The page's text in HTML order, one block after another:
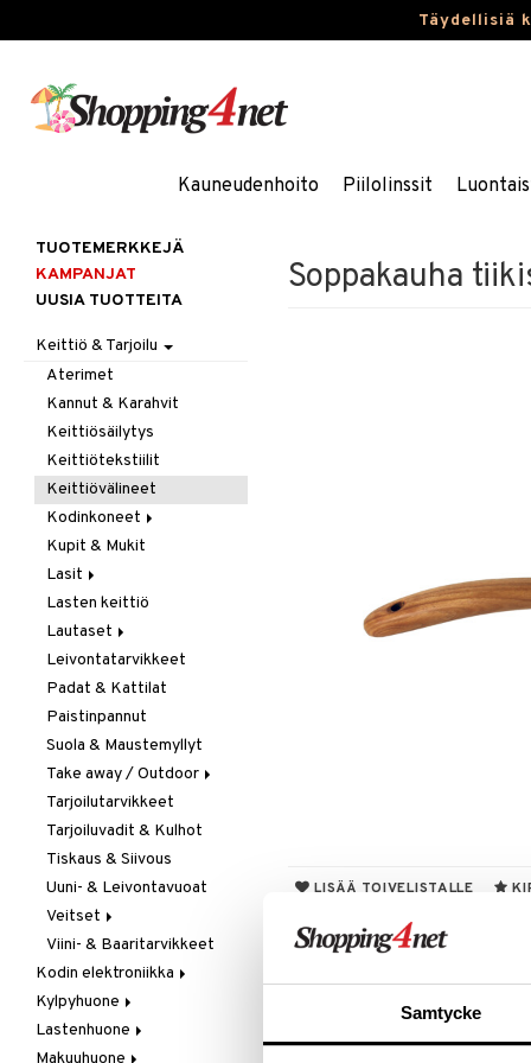
Samtycke
Täydellisiä
Kauneudenhoito Piilolinssit
Soppakauha
LISÄÄ TOIVELISTALLE
ALE - on aika
Tartu
nyt
TUOTEMERKKEJÄ
KAMPANJAT
UUSIA TUOTTEITA
Keittiö & Tarjoilu
Aterimet
Kannut & Karahvit
Keittiösäilytys
Keittiötekstiilit
Keittiövälineet
Kodinkoneet
Kahvi, Tee & Espresso
Leivänpaahtimet
Mixerit &
Sähkövatkaimet
Muut koneet
Vedenkeittimet
Kupit & Mukit
Lasit
Juoma- & Cocktailasit
Juomalasit
Olutlasit
Shamppanjalasit
Snapsi- & Aveclasit
Viinilasit
Whiskey- & Konjakkilasit
Lasten keittiö
Lautaset
Asetit
Ruokalautaset
Syvät lautaset
Leivontatarvikkeet
Padat & Kattilat
Paistinpannut
Suola & Maustemyllyt
Take away / Outdoor
Eväslaatikot
Pullot
Termoskannut
Termosmukit
Tarjoilutarvikkeet
Tarjoiluvadit & Kulhot
Tiskaus & Siivous
Uuni- & Leivontavuoat
Veitset
Erityisveitset
Keittiöveitset
Kuorinta- &
Vihannesveitset
Leikkuulaudat
Viini- & Baaritarvikkeet
Kodin elektroniikka
Ääni
Kylpyhuone
Kylpyhuoneen sisustus
Kylpyhuoneen tarvikkeita
Lastenhuone
Kylpyhuoneen koristelu
Makuuhuone